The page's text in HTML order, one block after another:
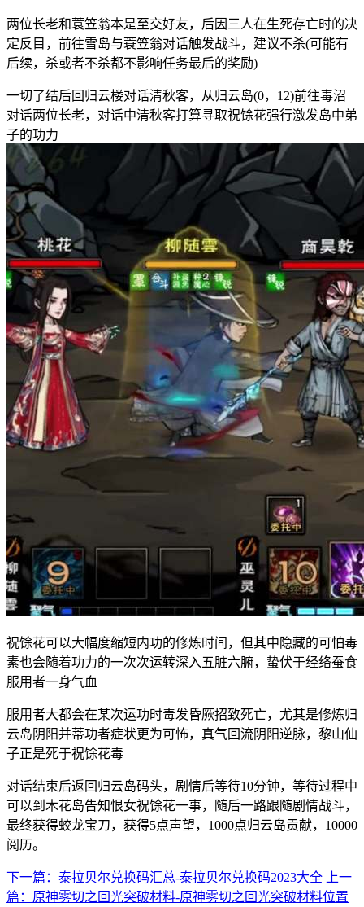
两位长老和蓑笠翁本是至交好友，后因三人在生死存亡时的决
定反目，前往雪岛与蓑笠翁对话触发战斗，建议不杀(可能有
后续，杀或者不杀都不影响任务最后的奖励)
一切了结后回归云楼对话清秋客，从归云岛(0，12)前往毒沼
对话两位长老，对话中清秋客打算寻取祝馀花强行激发岛中弟
子的功力
祝馀花可以大幅度缩短内功的修炼时间，但其中隐藏的可怕毒
素也会随着功力的一次次运转深入五脏六腑，蛰伏于经络蚕食
服用者一身气血
服用者大都会在某次运功时毒发昏厥招致死亡，尤其是修炼归
云岛阴阳并蒂功者症状更为可怖，真气回流阴阳逆脉，黎山仙
子正是死于祝馀花毒
对话结束后返回归云岛码头，剧情后等待10分钟，等待过程中
可以到木花岛告知恨女祝馀花一事，随后一路跟随剧情战斗，
最终获得蛟龙宝刀，获得5点声望，1000点归云岛贡献，10000
阅历。
下一篇：泰拉贝尔兑换码汇总-泰拉贝尔兑换码2023大全
上一
篇：原神雾切之回光突破材料-原神雾切之回光突破材料位置